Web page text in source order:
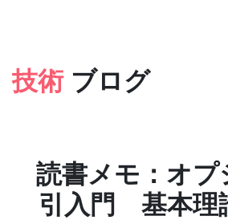
技術 ブログ
読書メモ：オプ
引入門 基本理